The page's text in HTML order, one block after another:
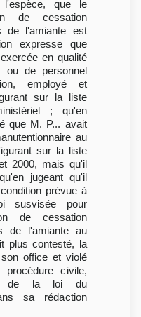
l'espèce, que le
de cessation
de l'amiante est
expresse que
en qualité
ou de personnel
employé et
sur la liste
; qu'en
que M. P... avait
au
sur la liste
2000, mais qu'il
jugeant qu'il
prévue à
susvisée pour
de cessation
de l'amiante au
plus contesté, la
office et violé
civile,
de la loi du
sa rédaction